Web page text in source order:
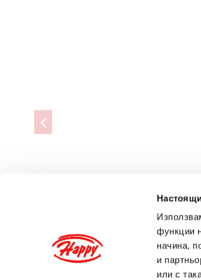
функции
начина,
и
или с